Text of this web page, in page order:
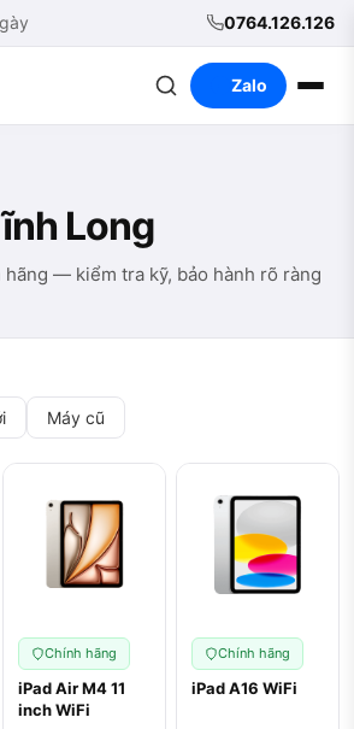
0764.126.126
Zalo
Long
hãng — kiểm tra kỹ, bảo hành rõ ràng
Máy cũ
Chính hãng
iPad Air M4 11
inch WiFi
Chính hãng
iPad A16 WiFi